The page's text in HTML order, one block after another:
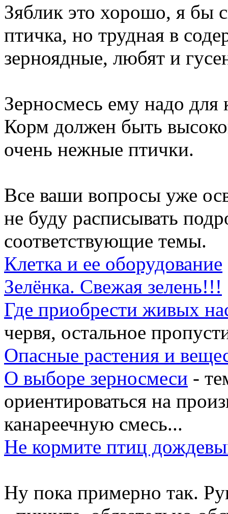
Зяблик это хорошо, я бы
птичка, но трудная в
зерноядные, любят и
Зерносмесь ему надо для
Корм должен быть
очень нежные птички.
Все ваши вопросы уже
не буду расписывать
соответствующие темы.
Клетка и ее оборудование
Зелёнка. Свежая зелень!!!
Где приобрести живых
червя, остальное
Опасные растения и
О выборе зерносмеси -
ориентироваться на
канареечную смесь...
Не кормите птиц
Ну пока примерно так.